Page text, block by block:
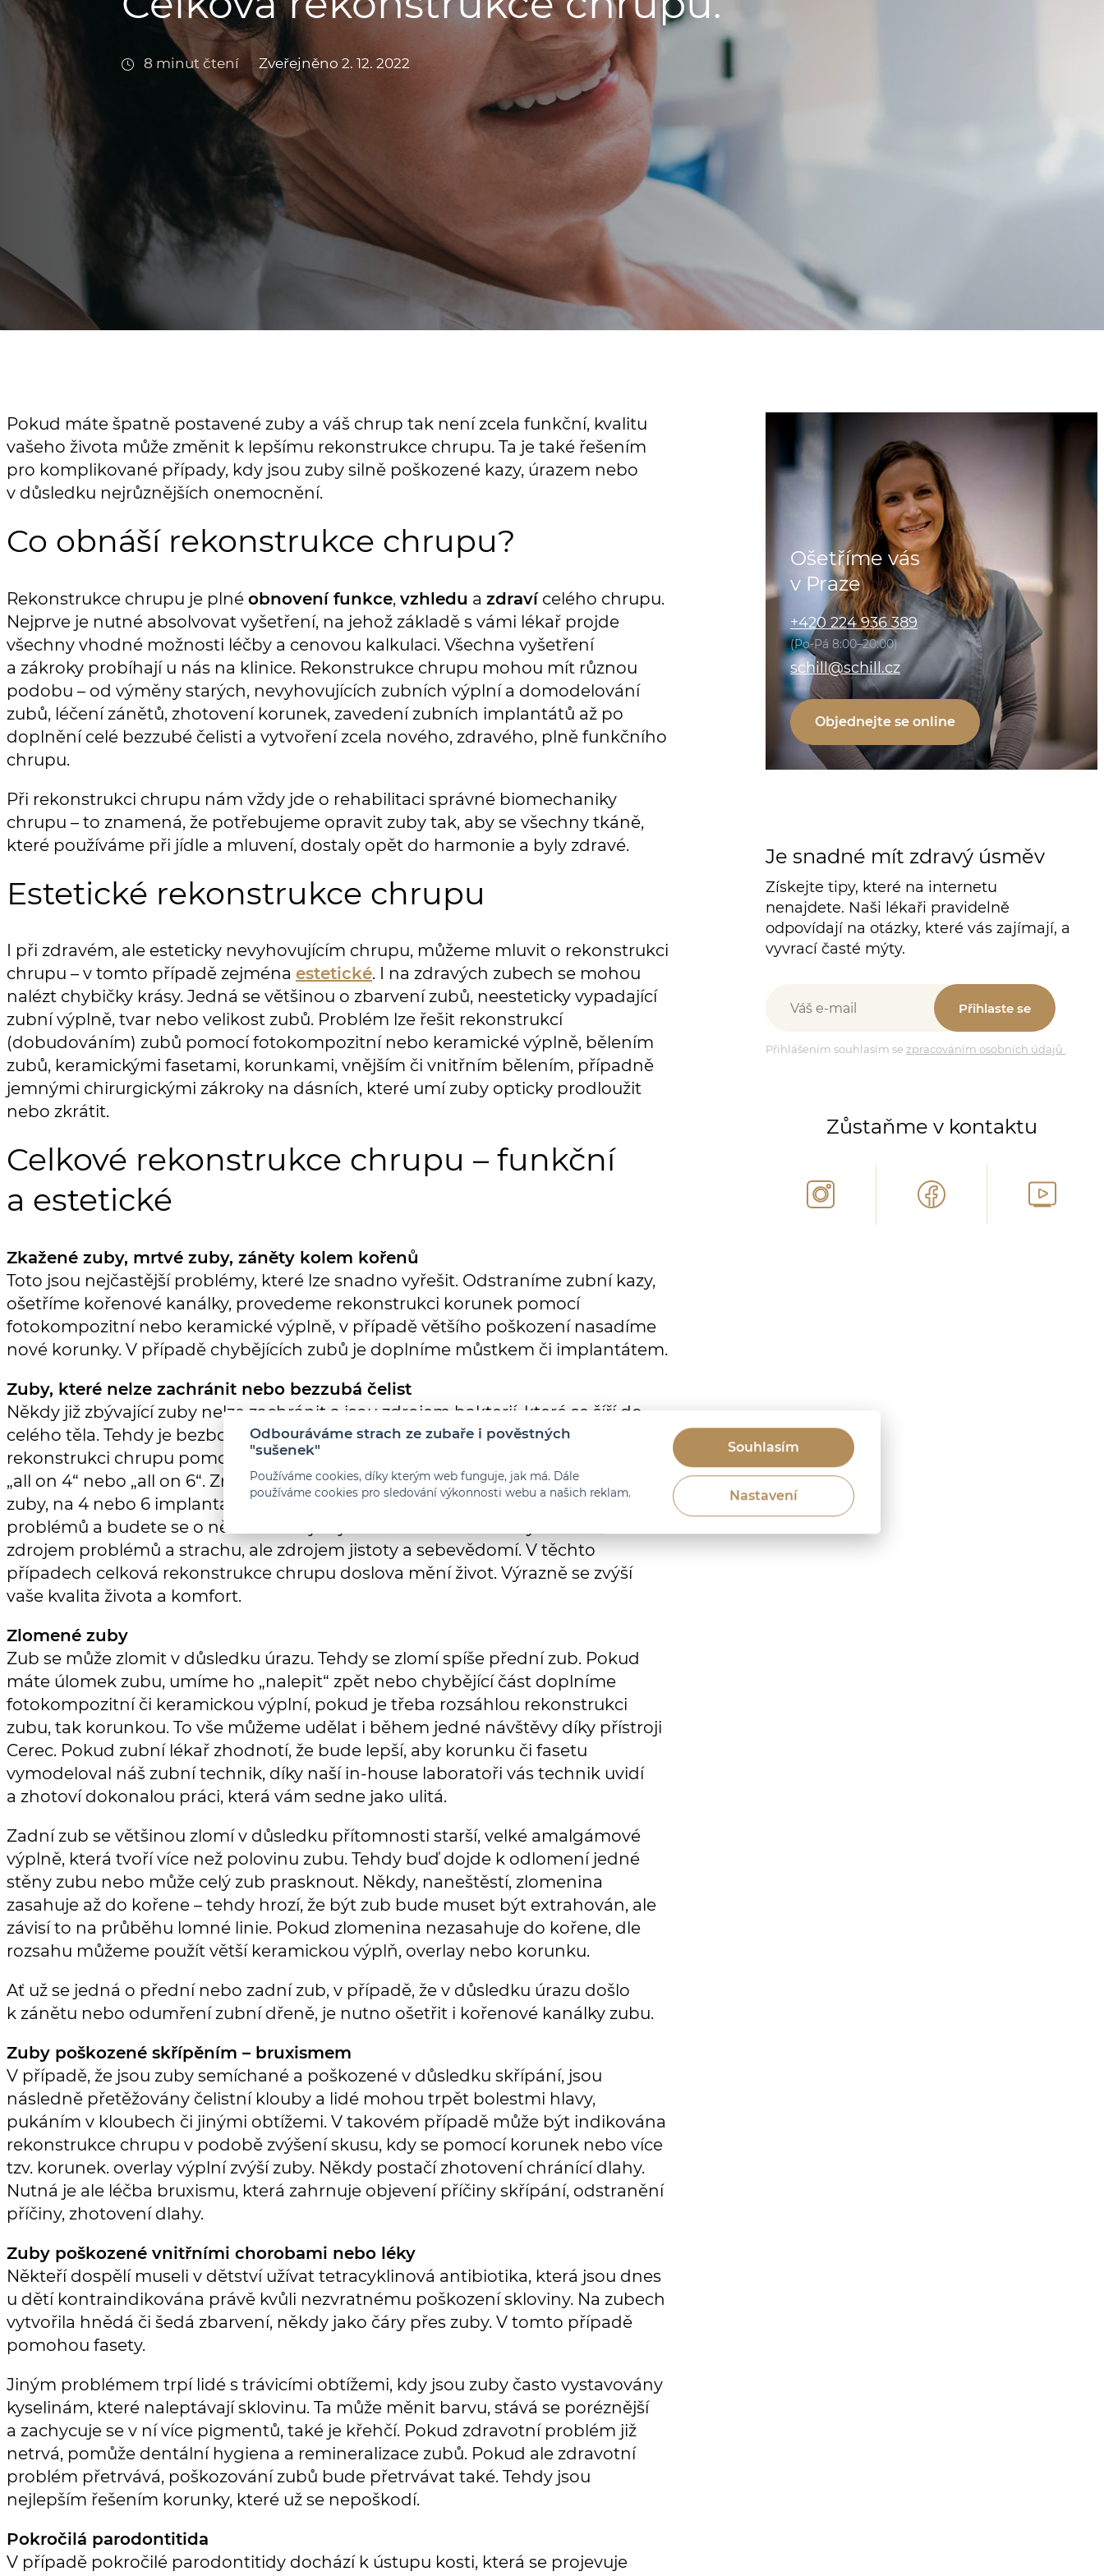
8 minut čtení Zveřejněno 2. 12. 2022
Pokud máte špatně postavené zuby a váš chrup tak není zcela funkční, kvalitu
vašeho života může změnit k lepšímu rekonstrukce chrupu. Ta je také řešením
pro komplikované případy, kdy jsou zuby silně poškozené kazy, úrazem nebo
v důsledku nejrůznějších onemocnění.
Co obnáší rekonstrukce chrupu?
Rekonstrukce chrupu je plné obnovení funkce, vzhledu a zdravícelého chrupu.
Nejprve je nutné absolvovat vyšetření, na jehož základě s vámi lékař projde
všechny vhodné možnosti léčby a cenovou kalkulaci. Všechna vyšetření
a zákroky probíhají u nás na klinice. Rekonstrukce chrupu mohou mít různou
podobu – od výměny starých, nevyhovujících zubních výplní a domodelování
zubů, léčení zánětů, zhotovení korunek, zavedení zubních implantátů až po
doplnění celé bezzubé čelisti a vytvoření zcela nového, zdravého, plně funkčního
chrupu.
Při rekonstrukci chrupu nám vždy jde o rehabilitaci správné biomechaniky
chrupu – to znamená, že potřebujeme opravit zuby tak, aby se všechny tkáně,
které používáme při jídle a mluvení, dostaly opět do harmonie a byly zdravé.
Estetické rekonstrukce chrupu
I při zdravém, ale esteticky nevyhovujícím chrupu, můžeme mluvit o rekonstrukci
chrupu – v tomto případě zejména estetické. I na zdravých zubech se mohou
nalézt chybičky krásy. Jedná se většinou o zbarvení zubů, neesteticky vypadající
zubní výplně, tvar nebo velikost zubů. Problém lze řešit rekonstrukcí
(dobudováním) zubů pomocí fotokompozitní nebo keramické výplně, bělením
zubů, keramickými fasetami, korunkami, vnějším či vnitřním bělením, případně
jemnými chirurgickými zákroky na dásních, které umí zuby opticky prodloužit
nebo zkrátit.
Celkové rekonstrukce chrupu – funkční
a estetické
Zkažené zuby, mrtvé zuby, záněty kolem kořenů
Toto jsou nejčastější problémy, které lze snadno vyřešit. Odstraníme zubní kazy,
ošetříme kořenové kanálky, provedeme rekonstrukci korunek pomocí
fotokompozitní nebo keramické výplně, v případě většího poškození nasadíme
nové korunky. V případě chybějících zubů je doplníme můstkem či implantátem.
Zuby, které nelze zachránit nebo bezzubá čelist
Někdy již zbývající zuby nelze zachránit a jsou zdrojem bakterií, které se šíří do
celého těla. Tehdy je bezbolestně extrahujeme (vytáhneme) a volíme celkovou
rekonstrukci chrupu pomocí implantátů, na které se uchytí zubní náhrady – tzv.
„all on 4“ nebo „all on 6“. Znamená to, že pokud nemáte žádné horní nebo dolní
zuby, na 4 nebo 6 implantátů vám upevníme nové zuby. Budete moci jíst bez
problémů a budete se o ně starat stejně jako o vlastní. Vaše zuby už nebudou
zdrojem problémů a strachu, ale zdrojem jistoty a sebevědomí. V těchto
případech celková rekonstrukce chrupu doslova mění život. Výrazně se zvýší
vaše kvalita života a komfort.
Zlomené zuby
Zub se může zlomit v důsledku úrazu. Tehdy se zlomí spíše přední zub. Pokud
máte úlomek zubu, umíme ho „nalepit“ zpět nebo chybějící část doplníme
fotokompozitní či keramickou výplní, pokud je třeba rozsáhlou rekonstrukci
zubu, tak korunkou. To vše můžeme udělat i během jedné návštěvy díky přístroji
Cerec. Pokud zubní lékař zhodnotí, že bude lepší, aby korunku či fasetu
vymodeloval náš zubní technik, díky naší in-house laboratoři vás technik uvidí
a zhotoví dokonalou práci, která vám sedne jako ulitá.
Zadní zub se většinou zlomí v důsledku přítomnosti starší, velké amalgámové
výplně, která tvoří více než polovinu zubu. Tehdy buď dojde k odlomení jedné
stěny zubu nebo může celý zub prasknout. Někdy, naneštěstí, zlomenina
zasahuje až do kořene – tehdy hrozí, že být zub bude muset být extrahován, ale
závisí to na průběhu lomné linie. Pokud zlomenina nezasahuje do kořene, dle
rozsahu můžeme použít větší keramickou výplň, overlay nebo korunku.
Ať už se jedná o přední nebo zadní zub, v případě, že v důsledku úrazu došlo
k zánětu nebo odumření zubní dřeně, je nutno ošetřit i kořenové kanálky zubu.
Zuby poškozené skřípěním – bruxismem
V případě, že jsou zuby semíchané a poškozené v důsledku skřípání, jsou
následně přetěžovány čelistní klouby a lidé mohou trpět bolestmi hlavy,
pukáním v kloubech či jinými obtížemi. V takovém případě může být indikována
rekonstrukce chrupu v podobě zvýšení skusu, kdy se pomocí korunek nebo více
tzv. korunek. overlay výplní zvýší zuby. Někdy postačí zhotovení chránící dlahy.
Nutná je ale léčba bruxismu, která zahrnuje objevení příčiny skřípání, odstranění
příčiny, zhotovení dlahy.
Zuby poškozené vnitřními chorobami nebo léky
Někteří dospělí museli v dětství užívat tetracyklinová antibiotika, která jsou dnes
u dětí kontraindikována právě kvůli nezvratnému poškození skloviny. Na zubech
vytvořila hnědá či šedá zbarvení, někdy jako čáry přes zuby. V tomto případě
pomohou fasety.
Jiným problémem trpí lidé s trávicími obtížemi, kdy jsou zuby často vystavovány
kyselinám, které naleptávají sklovinu. Ta může měnit barvu, stává se poréznější
a zachycuje se v ní více pigmentů, také je křehčí. Pokud zdravotní problém již
netrvá, pomůže dentální hygiena a remineralizace zubů. Pokud ale zdravotní
problém přetrvává, poškozování zubů bude přetrvávat také. Tehdy jsou
nejlepším řešením korunky, které už se nepoškodí.
Pokročilá parodontitida
V případě pokročilé parodontitidy dochází k ústupu kosti, která se projevuje
Ošetříme vás
v Praze
+420 224 936 389
(Po-Pá 8:00–20:00)
schill@schill.cz
Objednejte se online
Je snadné mít zdravý úsměv
Získejte tipy, které na internetu
nenajdete. Naši lékaři pravidelně
odpovídají na otázky, které vás zajímají, a
vyvrací časté mýty.
Přihlaste se
Přihlášením souhlasím se zpracováním osobních údajů
Zůstaňme v kontaktu
Odbouráváme strach ze zubaře i pověstných
"sušenek"
Používáme cookies, díky kterým web funguje, jak má. Dále
používáme cookies pro sledování výkonnosti webu a našich reklam.
Souhlasím
Nastavení